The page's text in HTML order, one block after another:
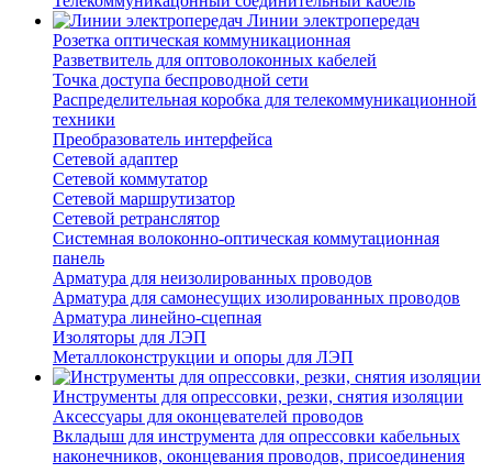
Линии электропередач
Розетка оптическая коммуникационная
Разветвитель для оптоволоконных кабелей
Точка доступа беспроводной сети
Распределительная коробка для телекоммуникационной
техники
Преобразователь интерфейса
Сетевой адаптер
Сетевой коммутатор
Сетевой маршрутизатор
Сетевой ретранслятор
Системная волоконно-оптическая коммутационная
панель
Арматура для неизолированных проводов
Арматура для самонесущих изолированных проводов
Арматура линейно-сцепная
Изоляторы для ЛЭП
Металлоконструкции и опоры для ЛЭП
Инструменты для опрессовки, резки, снятия изоляции
Аксессуары для оконцевателей проводов
Вкладыш для инструмента для опрессовки кабельных
наконечников, оконцевания проводов, присоединения